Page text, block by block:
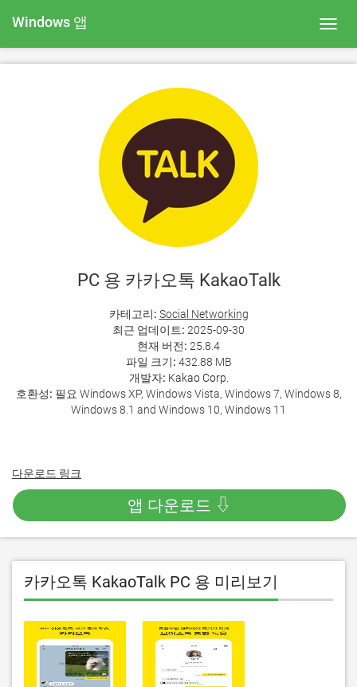
Windows 앱
PC 용 카카오톡 KakaoTalk
카테고리: Social Networking
최근 업데이트: 2025-09-30
현재 버전: 25.8.4
파일 크기: 432.88 MB
개발자: Kakao Corp.
호환성: 필요 Windows XP, Windows Vista, Windows 7, Windows 8,
Windows 8.1 and Windows 10, Windows 11
다운로드 링크
앱 다운로드 ⇩
카카오톡 KakaoTalk PC 용 미리보기